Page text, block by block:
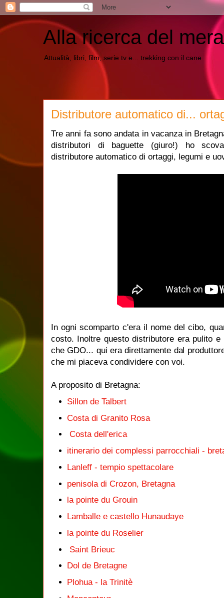
Alla ricerca del
Attualità, libri, film, serie tv e... trekking con il cane
Distributore automatico di...
Tre anni fa sono andata in vacanza in
distributori di baguette (giuro!) ho
distributore automatico di ortaggi, legumi e
In ogni scomparto c'era il nome del cibo,
costo. Inoltre questo distributore era pulito e
che GDO... qui era direttamente dal
che mi piaceva condividere con voi.
A proposito di Bretagna:
Sillon de Talbert
Costa di Granito Rosa
Costa dell'erica
itinerario dei complessi parrocchiali -
Lanleff - tempio spettacolare
penisola di Crozon, Bretagna
la pointe du Grouin
Lamballe e castello Hunaudaye
la pointe du Roselier
Saint Brieuc
Dol de Bretagne
Plohua - la Trinitè